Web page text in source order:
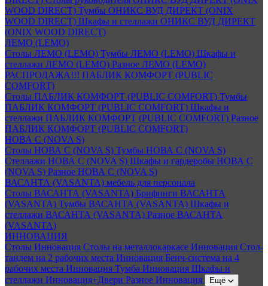
WOOD DIRECT) Тумбы ОНИКС ВУД ДИРЕКТ (ONIX
WOOD DIRECT) Шкафы и стеллажи ОНИКС ВУД ДИРЕКТ
(ONIX WOOD DIRECT)
ЛЕМО (LEMO)
Столы ЛЕМО (LEMO) Тумбы ЛЕМО (LEMO) Шкафы и
стеллажи ЛЕМО (LEMO) Разное ЛЕМО (LEMO)
РАСПРОДАЖА!!! ПАБЛИК КОМФОРТ (PUBLIC
COMFORT)
Столы ПАБЛИК КОМФОРТ (PUBLIC COMFORT) Тумбы
ПАБЛИК КОМФОРТ (PUBLIC COMFORT) Шкафы и
стеллажи ПАБЛИК КОМФОРТ (PUBLIC COMFORT) Разное
ПАБЛИК КОМФОРТ (PUBLIC COMFORT)
НОВА С (NOVA S)
Столы НОВА С (NOVA S) Тумбы НОВА С (NOVA S)
Стеллажи НОВА С (NOVA S) Шкафы и гардеробы НОВА С
(NOVA S) Разное НОВА С (NOVA S)
ВАСАНТА (VASANTA) мебель для персонала
Столы ВАСАНТА (VASANTA) Брифинги ВАСАНТА
(VASANTA) Тумбы ВАСАНТА (VASANTA) Шкафы и
стеллажи ВАСАНТА (VASANTA) Разное ВАСАНТА
(VASANTA)
ИННОВАЦИЯ
Столы Инновация Столы на металлокаркасе Инновация Стол-
тандем на 2 рабочих места Инновация Бенч-система на 4
рабочих места Инновация Тумба Инновация Шкафы и
стеллажи Инновация+Двери Разное Инновация Ещё